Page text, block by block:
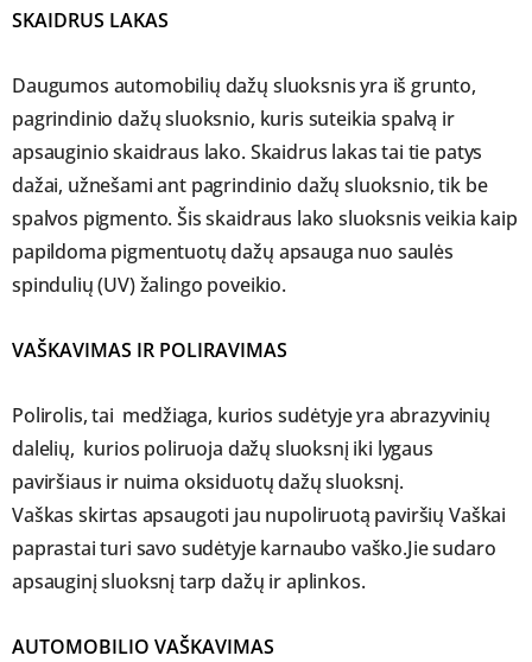
SKAIDRUS LAKAS
Daugumos automobilių dažų sluoksnis yra iš grunto,
pagrindinio dažų sluoksnio, kuris suteikia spalvą ir
apsauginio skaidraus lako. Skaidrus lakas tai tie patys
dažai, užnešami ant pagrindinio dažų sluoksnio, tik be
spalvos pigmento. Šis skaidraus lako sluoksnis veikia kaip
papildoma pigmentuotų dažų apsauga nuo saulės
spindulių (UV) žalingo poveikio.
VAŠKAVIMAS IR POLIRAVIMAS
Polirolis, tai medžiaga, kurios sudėtyje yra abrazyvinių
dalelių, kurios poliruoja dažų sluoksnį iki lygaus
paviršiaus ir nuima oksiduotų dažų sluoksnį.
Vaškas skirtas apsaugoti jau nupoliruotą paviršių Vaškai
paprastai turi savo sudėtyje karnaubo vaško.Jie sudaro
apsauginį sluoksnį tarp dažų ir aplinkos.
AUTOMOBILIO VAŠKAVIMAS